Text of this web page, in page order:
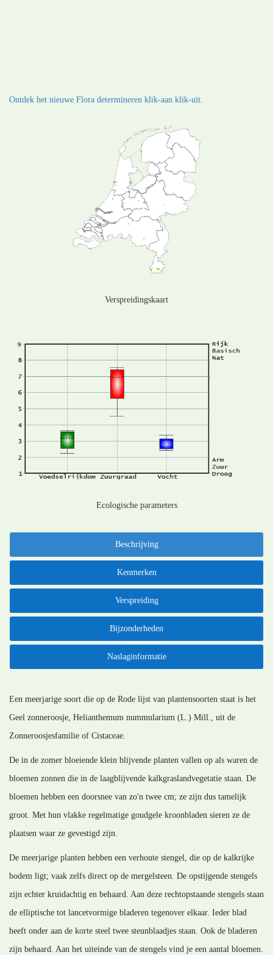
Ontdek het nieuwe Flora determineren klik-aan klik-uit.
Verspreidingskaart
Ecologische parameters
Beschrijving
Kenmerken
Verspreiding
Bijzonderheden
Naslaginformatie
Een meerjarige soort die op de Rode lijst van plantensoorten staat is het
Geel zonneroosje, Helianthemum nummularium (L.) Mill., uit de
Zonneroosjesfamilie of Cistaceae.
De in de zomer bloeiende klein blijvende planten vallen op als waren de
bloemen zonnen die in de laagblijvende kalkgraslandvegetatie staan. De
bloemen hebben een doorsnee van zo'n twee cm; ze zijn dus tamelijk
groot. Met hun vlakke regelmatige goudgele kroonbladen sieren ze de
plaatsen waar ze gevestigd zijn.
De meerjarige planten hebben een verhoute stengel, die op de kalkrijke
bodem ligt; vaak zelfs direct op de mergelsteen. De opstijgende stengels
zijn echter kruidachtig en behaard. Aan deze rechtopstaande stengels staan
de elliptische tot lancetvormige bladeren tegenover elkaar. Ieder blad
heeft onder aan de korte steel twee steunblaadjes staan. Ook de bladeren
zijn behaard. Aan het uiteinde van de stengels vind je een aantal bloemen.